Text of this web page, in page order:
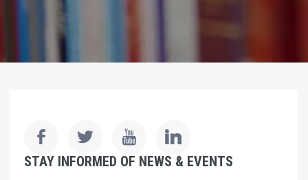
STAY INFORMED OF NEWS & EVENTS